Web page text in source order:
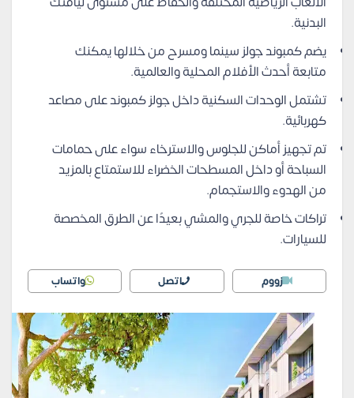
البدنية.
يضم كمبوند جولز سينما ومسرح من خلالها يمكنك
متابعة أحدث الأفلام المحلية والعالمية.
تشتمل الوحدات السكنية داخل جولز كمبوند على مصاعد
كهربائية.
تم تجهيز أماكن للجلوس والاسترخاء سواء على حمامات
السباحة أو داخل المسطحات الخضراء للاستمتاع بالمزيد
من الهدوء والاستجمام.
تراكات خاصة للجري والمشي بعيدًا عن الطرق المخصصة
للسيارات.
زووم اتصل واتساب